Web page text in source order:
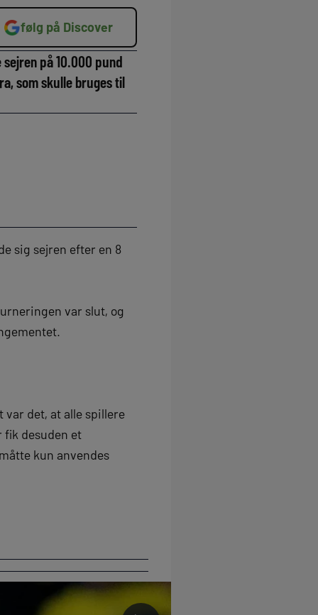
følg på Discover
på 10.000 pund
som skulle bruges til
sig sejren efter en 8
var slut, og
det, at alle spillere
fik desuden et
kun anvendes